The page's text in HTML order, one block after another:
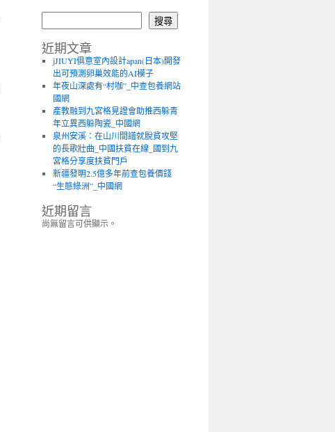
搜尋
近期文章
jJIUYI俱意室內設計apan(日本)開發
出可預測卵巢效能的AI模子
年夜山深處有“村咖”_中查包養網站
國網
產教融到九宮格見證會助推西躲青
年立異西躲陶瓷_中國網
泉州安溪：在山川間譜就脫貧攻堅
的長歌壯曲_中國扶貧在線_國到九
宮格分享度扶貧門戶
新疆發明2.5億多年前查包養價錢
“生態綠洲”_中國網
近期留言
尚無留言可供顯示。